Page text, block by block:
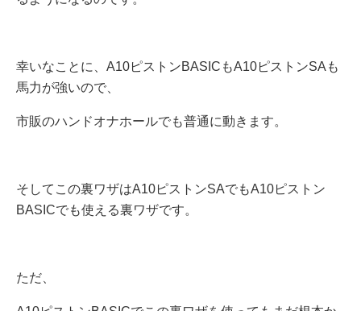
幸いなことに、A10ピストンBASICもA10ピストンSAも
馬力が強いので、
市販のハンドオナホールでも普通に動きます。
そしてこの裏ワザはA10ピストンSAでもA10ピストン
BASICでも使える裏ワザです。
ただ、